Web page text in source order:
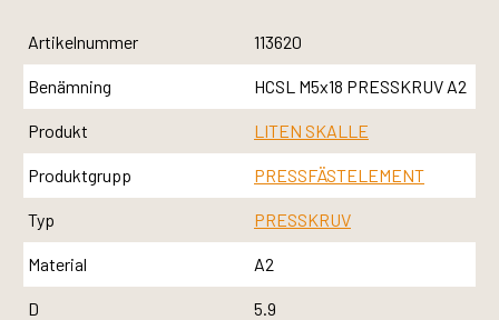
Artikelnummer 113620
Benämning HCSL M5x18 PRESSKRUV A2
Produkt LITEN SKALLE
Produktgrupp PRESSFÄSTELEMENT
Typ PRESSKRUV
Material A2
D 5.9